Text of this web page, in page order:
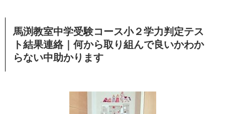
馬渕教室中学受験コース小２学力判定テス
ト結果連絡｜何から取り組んで良いかわか
らない中助かります